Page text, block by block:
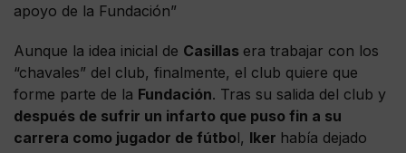
apoyo de la Fundación”
Aunque la idea inicial de Casillas era trabajar con los
“chavales” del club, finalmente, el club quiere que
forme parte de la Fundación. Tras su salida del club y
después de sufrir un infarto que puso fin a su
carrera como jugador de fútbol, Iker había dejado